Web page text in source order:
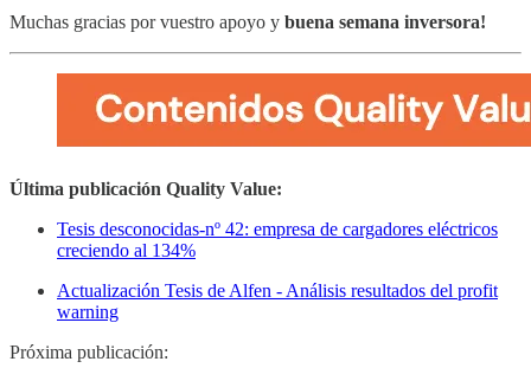
Muchas gracias por vuestro apoyo y buena semana inversora!
Última publicación Quality Value:
Tesis desconocidas-nº 42: empresa de cargadores eléctricos
creciendo al 134%
Actualización Tesis de Alfen - Análisis resultados del profit
warning
Próxima publicación: